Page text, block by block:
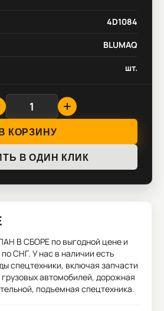
4D1084
BLUMAQ
шт.
КОРЗИНУ
В ОДИН КЛИК
В СБОРЕ по выгодной цене и
СНГ. У нас в наличии есть
спецтехники, включая запчасти
грузовых автомобилей, дорожная
подъемная спецтехника.